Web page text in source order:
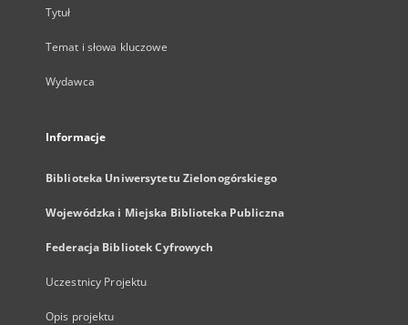
Tytuł
Temat i słowa kluczowe
Wydawca
Informacje
Biblioteka Uniwersytetu Zielonogórskiego
Wojewódzka i Miejska Biblioteka Publiczna
Federacja Bibliotek Cyfrowych
Uczestnicy Projektu
Opis projektu